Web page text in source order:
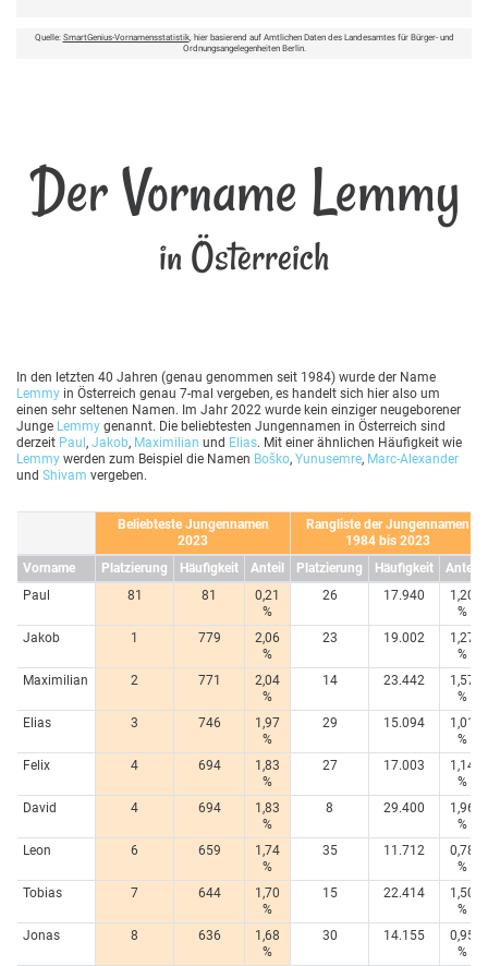
Quelle: SmartGenius-Vornamensstatistik, hier basierend auf Amtlichen Daten des Landesamtes für Bürger- und
Ordnungsangelegenheiten Berlin.
Der Vorname Lemmy
in Österreich
In den letzten 40 Jahren (genau genommen seit 1984) wurde der Name
Lemmy in Österreich genau 7-mal vergeben, es handelt sich hier also um
einen sehr seltenen Namen. Im Jahr 2022 wurde kein einziger neugeborener
Junge Lemmy genannt. Die beliebtesten Jungennamen in Österreich sind
derzeit Paul, Jakob, Maximilian und Elias. Mit einer ähnlichen Häufigkeit wie
Lemmy werden zum Beispiel die Namen Boško, Yunusemre, Marc-Alexander
und Shivam vergeben.
Beliebteste Jungennamen
2023
Rangliste der Jungennamen
1984 bis 2023
Vorname
Platzierung Häufigkeit Anteil Platzierung Häufigkeit
Anteil
Paul
81 81
0,21
%
26 17.940
1,20
%
Jakob
1 779
2,06
%
23 19.002
1,27
%
Maximilian
2 771
2,04
%
14 23.442
1,57
%
Elias
3 746
1,97
%
29 15.094
1,01
%
Felix
4 694
1,83
%
27 17.003
1,14
%
David
4 694
1,83
%
8 29.400
1,96
%
Leon
6 659
1,74
%
35 11.712
0,78
%
Tobias
7 644
1,70
%
15 22.414
1,50
%
Jonas
8 636
1,68
%
30 14.155
0,95
%